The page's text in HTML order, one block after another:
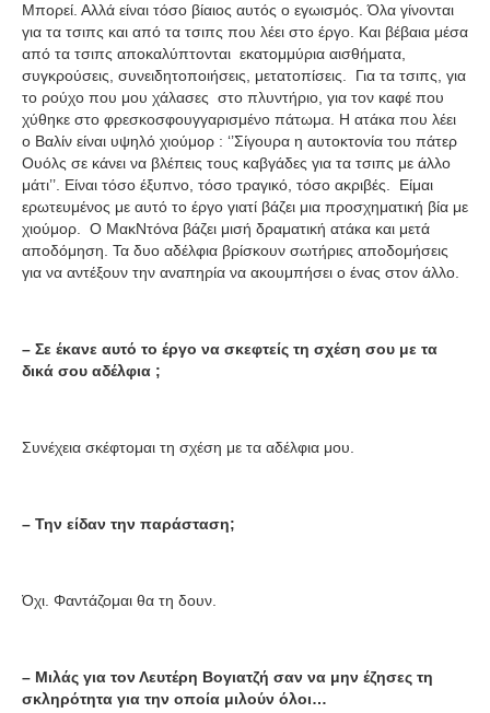
Μπορεί. Αλλά είναι τόσο βίαιος αυτός ο εγωισμός. Όλα γίνονται
για τα τσιπς και από τα τσιπς που λέει στο έργο. Και βέβαια μέσα
από τα τσιπς αποκαλύπτονται εκατομμύρια αισθήματα,
συγκρούσεις, συνειδητοποιήσεις, μετατοπίσεις. Για τα τσιπς, για
το ρούχο που μου χάλασες στο πλυντήριο, για τον καφέ που
χύθηκε στο φρεσκοσφουγγαρισμένο πάτωμα. Η ατάκα που λέει
ο Βαλίν είναι υψηλό χιούμορ : ‘’Σίγουρα η αυτοκτονία του πάτερ
Ουόλς σε κάνει να βλέπεις τους καβγάδες για τα τσιπς με άλλο
μάτι’’. Είναι τόσο έξυπνο, τόσο τραγικό, τόσο ακριβές. Είμαι
ερωτευμένος με αυτό το έργο γιατί βάζει μια προσχηματική βία με
χιούμορ. Ο ΜακΝτόνα βάζει μισή δραματική ατάκα και μετά
αποδόμηση. Τα δυο αδέλφια βρίσκουν σωτήριες αποδομήσεις
για να αντέξουν την αναπηρία να ακουμπήσει ο ένας στον άλλο.
– Σε έκανε αυτό το έργο να σκεφτείς τη σχέση σου με τα
δικά σου αδέλφια ;
Συνέχεια σκέφτομαι τη σχέση με τα αδέλφια μου.
– Την είδαν την παράσταση;
Όχι. Φαντάζομαι θα τη δουν.
– Μιλάς για τον Λευτέρη Βογιατζή σαν να μην έζησες τη
σκληρότητα για την οποία μιλούν όλοι…